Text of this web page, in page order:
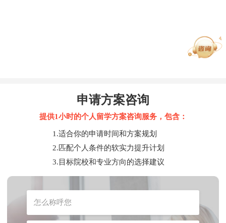
申请方案咨询
提供1小时的个人留学方案咨询服务，包含：
1.适合你的申请时间和方案规划
2.匹配个人条件的软实力提升计划
3.目标院校和专业方向的选择建议